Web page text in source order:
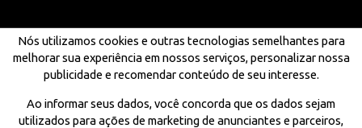
Nós utilizamos cookies e outras tecnologias semelhantes para
melhorar sua experiência em nossos serviços, personalizar nossa
publicidade e recomendar conteúdo de seu interesse.
Ao informar seus dados, você concorda que os dados sejam
utilizados para ações de marketing de anunciantes e parceiros,